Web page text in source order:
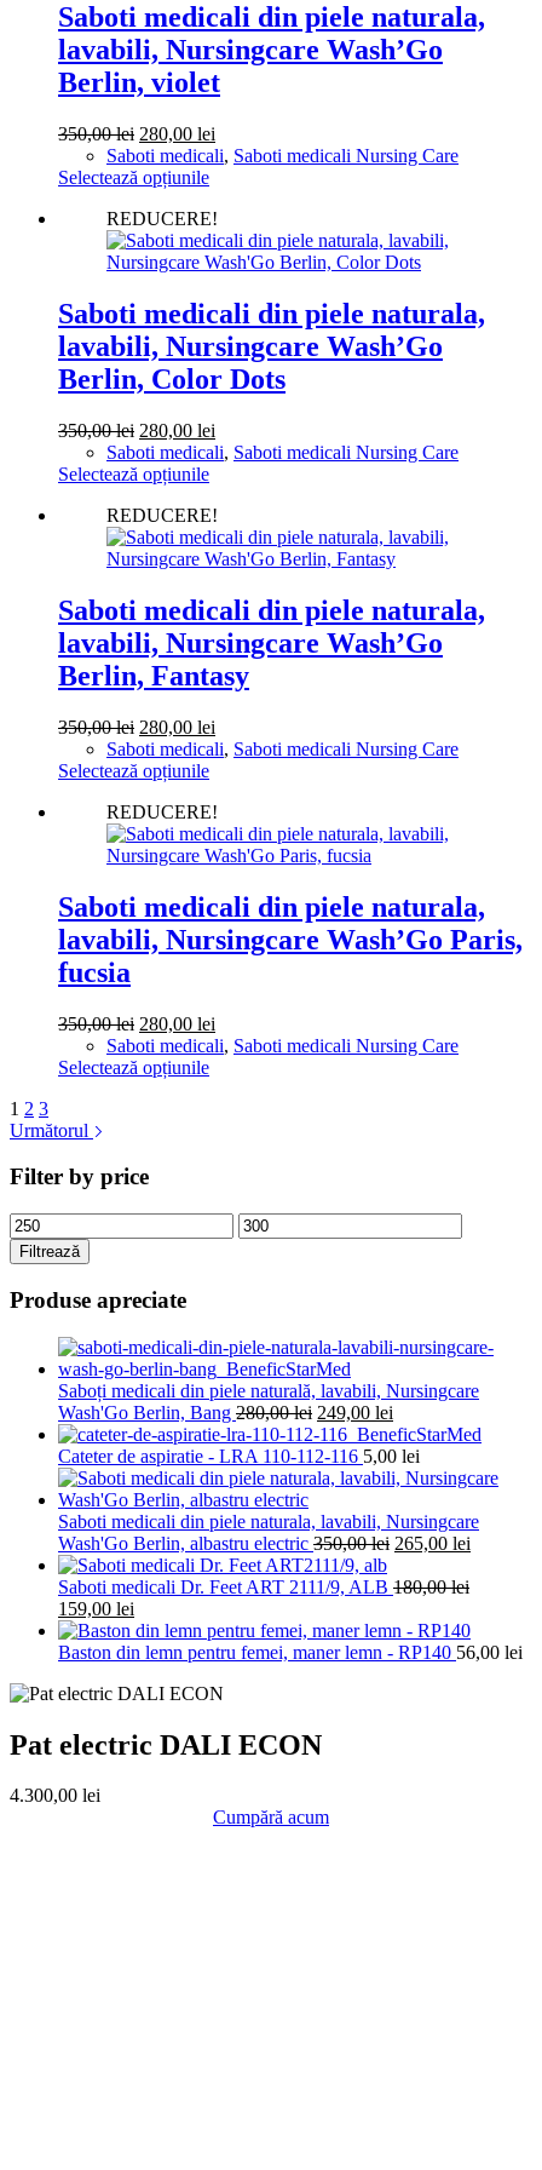
Opțiunile
pot
fi
alese
în
produsului.
Saboti medicali din piele naturala,
lavabili, Nursingcare Wash’Go
Berlin, violet
350,00lei Prețul
inițial
a
350,00 lei.
280,00 lei
curent
Saboti medicali, Saboti medicali Nursing Care
Selectează opțiunileAcest
are
mai
multe
Opțiunile
pot
fi
alese
în
produsului.
REDUCERE!
Saboti medicali din piele naturala,
lavabili, Nursingcare Wash’Go
Berlin, Color Dots
350,00lei Prețul
inițial
a
350,00 lei.
280,00 lei
curent
Saboti medicali, Saboti medicali Nursing Care
Selectează opțiunileAcest
are
mai
multe
Opțiunile
pot
fi
alese
în
produsului.
REDUCERE!
Saboti medicali din piele naturala,
lavabili, Nursingcare Wash’Go
Berlin, Fantasy
350,00lei Prețul
inițial
a
350,00 lei.
280,00 lei
curent
Saboti medicali, Saboti medicali Nursing Care
Selectează opțiunileAcest
are
mai
multe
Opțiunile
pot
fi
produsului.
REDUCERE!
Saboti medicali din piele naturala,
lavabili, Nursingcare Wash’Go Paris,
fucsia
350,00lei Prețul
inițial
a
280,00 lei
curent
Saboti medicali, Saboti medicali Nursing Care
Selectează opțiunileAcest
pot
fi
1 2 3
Următorul
Filter by price
Preț
minim
Preț
maxim
Filtrează
Produse apreciate
Saboți medicali din piele naturală, lavabili, Nursingcare
Wash'Go Berlin, Bang 280,00lei Prețul
inițial
a
fost:
249,00 lei
curent
este:
249,00 lei.
Cateter de aspiratie - LRA 110-112-116 5,00 lei
Saboti medicali din piele naturala, lavabili, Nursingcare
Wash'Go Berlin, albastru electric 350,00lei Prețul
a
350,00 lei.
265,00 lei
Saboti medicali Dr. Feet ART 2111/9, ALB 180,00lei
Prețul
inițial
a
180,00 lei.
159,00 lei
curent
este:
Baston din lemn pentru femei, maner lemn - RP140 56,00 lei
Pat electric DALI ECON
4.300,00 lei
Cumpără acum